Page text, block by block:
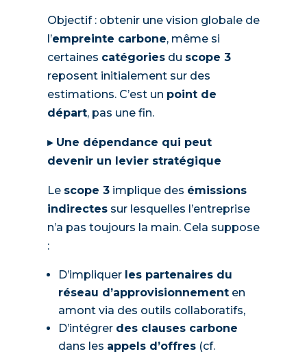
Objectif : obtenir une vision globale de
l’empreinte carbone, même si
certaines catégoriesdu scope 3
reposent initialement sur des
estimations. C’est un point de
départ, pas une fin.
▸ Une dépendance qui peut
devenir un levier stratégique
Le scope 3implique des émissions
indirectessur lesquelles l’entreprise
n’a pas toujours la main. Cela suppose
:
D’impliquer les partenaires du
réseau d’approvisionnementen
amont via des outils collaboratifs,
D’intégrer des clauses carbone
dans les appels d’offres(cf.